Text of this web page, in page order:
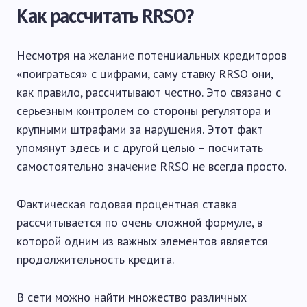
Как рассчитать RRSO?
Несмотря на желание потенциальных кредиторов
«поиграться» с цифрами, саму ставку RRSO они,
как правило, рассчитывают честно. Это связано с
серьезным контролем со стороны регулятора и
крупными штрафами за нарушения. Этот факт
упомянут здесь и с другой целью – посчитать
самостоятельно значение RRSO не всегда просто.
Фактическая годовая процентная ставка
рассчитывается по очень сложной формуле, в
которой одним из важных элементов является
продолжительность кредита.
В сети можно найти множество различных